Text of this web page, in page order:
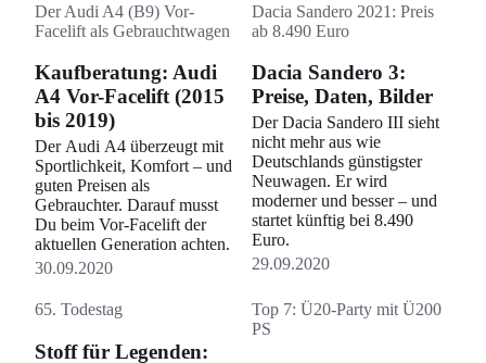
Der Audi A4 (B9) Vor-
Facelift als Gebrauchtwagen
Kaufberatung: Audi
A4 Vor-Facelift (2015
bis 2019)
Der Audi A4 überzeugt mit
Sportlichkeit, Komfort – und
guten Preisen als
Gebrauchter. Darauf musst
Du beim Vor-Facelift der
aktuellen Generation achten.
30.09.2020
Dacia Sandero 2021: Preis
ab 8.490 Euro
Dacia Sandero 3:
Preise, Daten, Bilder
Der Dacia Sandero III sieht
nicht mehr aus wie
Deutschlands günstigster
Neuwagen. Er wird
moderner und besser – und
startet künftig bei 8.490
Euro.
29.09.2020
65. Todestag
Stoff für Legenden:
Top 7: Ü20-Party mit Ü200
PS